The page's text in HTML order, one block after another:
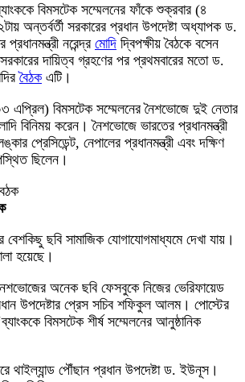
বিমসটেক সম্মেলনের ফাঁকে শুক্রবার (৪
অন্তর্বর্তী সরকারের প্রধান উপদেষ্টা অধ্যাপক ড.
নরেন্দ্র মোদি দ্বিপক্ষীয় বৈঠকে বসেন
দায়িত্ব গ্রহণের পর প্রথমবারের মতো ড.
বৈঠকএটি।
এপ্রিল) বিমসটেক সম্মেলনের নৈশভোজে দুই নেতার
বিনিময় করেন। নৈশভোজে ভারতের প্রধানমন্ত্রী
প্রেসিডেন্ট, নেপালের প্রধানমন্ত্রী এবং দক্ষিণ
ছিলেন।
ছবি সামাজিক যোগাযোগমাধ্যমে দেখা যায়।
হয়েছে।
অনেক ছবি ফেসবুকে নিজের ভেরিফায়েড
উপদেষ্টার প্রেস সচিব শফিকুল আলম। পোস্টের
বিমসটেক শীর্ষ সম্মেলনের আনুষ্ঠানিক
থাইল্যান্ড পৌঁছান প্রধান উপদেষ্টা ড. ইউনূস।